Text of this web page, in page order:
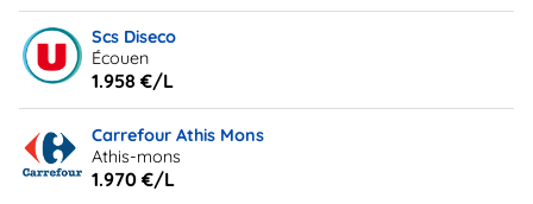
Scs Diseco
Écouen
1.958 €/L
Carrefour Athis Mons
Athis-mons
1.970 €/L